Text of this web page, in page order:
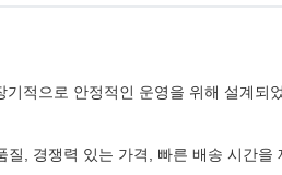
기적으로 안정적인 운영을 위해 설계
질, 경쟁력 있는 가격, 빠른 배송 시간을